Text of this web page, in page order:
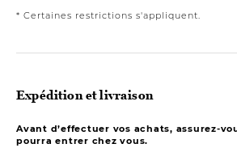
* Certaines restrictions s'appliquent.
Expédition et livraison
Avant d’effectuer vos achats, assurez-
pourra entrer chez vous.